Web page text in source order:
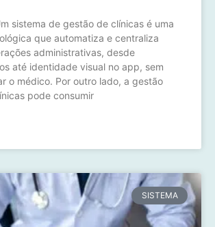
sistema de gestão de clínicas é uma
que automatiza e centraliza
administrativas, desde
até identidade visual no app, sem
o médico. Por outro lado, a gestão
pode consumir
SISTEMA